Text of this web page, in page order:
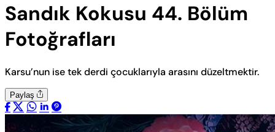
Sandık Kokusu 44. Bölüm
Fotoğrafları
Karsu’nun ise tek derdi çocuklarıyla arasını düzeltmektir.
Paylaş